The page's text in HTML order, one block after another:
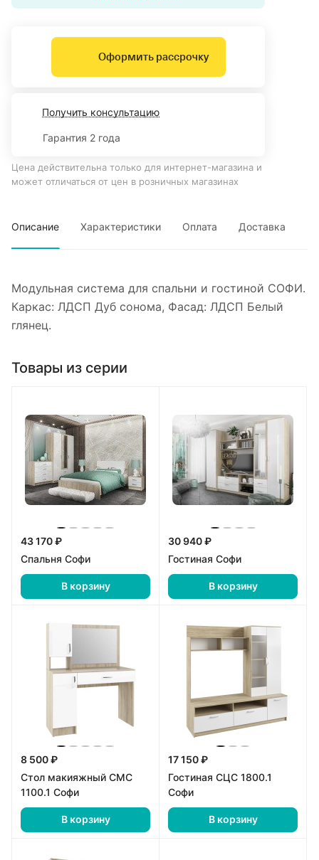
Оформить рассрочку
Получить консультацию
Гарантия 2 года
Цена действительна только для интернет-магазина и
может отличаться от цен в розничных магазинах
Описание Характеристики Оплата Доставка
Модульная система для спальни и гостиной СОФИ.
Каркас: ЛДСП Дуб сонома, Фасад: ЛДСП Белый
глянец.
Товары из серии
43 170 ₽
Спальня Софи
В корзину
30 940 ₽
Гостиная Софи
В корзину
8 500 ₽
Стол макияжный СМС
1100.1 Софи
В корзину
17 150 ₽
Гостиная СЦС 1800.1
Софи
В корзину